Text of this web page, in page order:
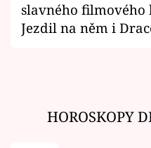
slavného filmového
Jezdil na něm i
HOROSKOPY